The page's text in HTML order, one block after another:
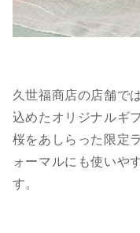
久世福商店の店舗で
込めたオリジナルギ
桜をあしらった限定
ォーマルにも使いや
す。